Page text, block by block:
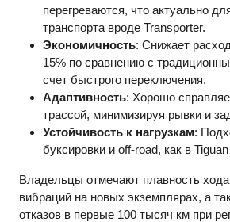
перегреваются, что актуально
транспорта вроде Transporter.
Экономичность: Снижает
15% по сравнению с
счет быстрого переключения.
Адаптивность: Хорошо
трассой, минимизируя рывки и
Устойчивость к нагрузкам:
буксировки и off-road, как в
Владельцы отмечают плавность хода
вибраций на новых экземплярах, а
отказов в первые 100 тысяч км при